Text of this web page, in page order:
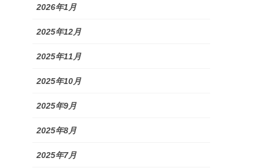
2026年1月
2025年12月
2025年11月
2025年10月
2025年9月
2025年8月
2025年7月